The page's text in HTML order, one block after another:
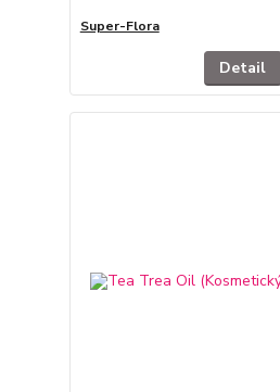
Super-Flora
Detail